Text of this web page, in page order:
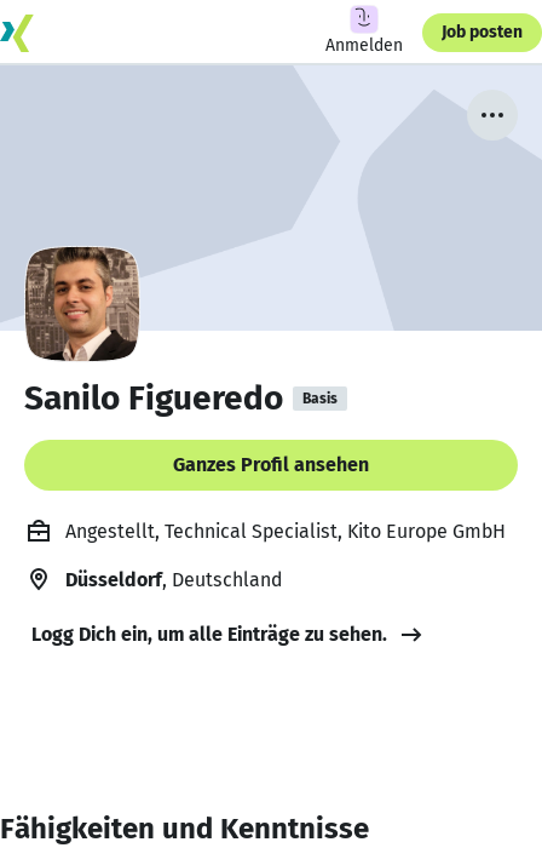
Anmelden
Job posten
Sanilo Figueredo Basis
Ganzes Profil ansehen
Angestellt, Technical Specialist, Kito Europe GmbH
Düsseldorf, Deutschland
Logg Dich ein, um alle Einträge zu sehen.
Fähigkeiten und Kenntnisse